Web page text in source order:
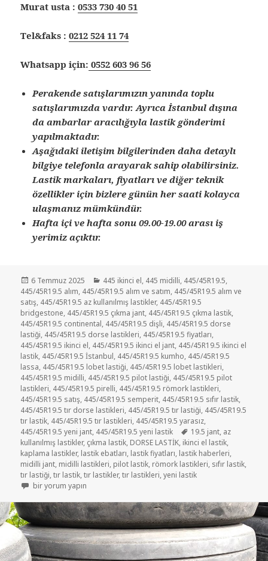
Murat usta :0533 730 40 51
Tel&faks :0212 524 11 74
Whatsapp için: 0552 603 96 56
Perakende satışlarımızın yanında toplu
satışlarımızda vardır. Ayrıca İstanbul dışına
da ambarlar aracılığıyla lastik gönderimi
yapılmaktadır.
Aşağıdaki iletişim bilgilerinden daha detaylı
bilgiye telefonla arayarak sahip olabilirsiniz.
Lastik markaları, fiyatları ve diğer teknik
özellikler için bizlere günün her saati kolayca
ulaşmanız mümkündür.
Hafta içi ve hafta sonu 09.00-19.00 arası iş
yerimiz açıktır.
Yayın
tarihi
6 Temmuz 2025 Kategoriler
445 ikinci el, 445 midilli, 445/45R19.5,
445/45R19.5 alım, 445/45R19.5 alım ve satım, 445/45R19.5 alım ve
satış, 445/45R19.5 az kullanılmış lastikler, 445/45R19.5
bridgestone, 445/45R19.5 çıkma jant, 445/45R19.5 çıkma lastik,
445/45R19.5 continental, 445/45R19.5 dişli, 445/45R19.5 dorse
lastiği, 445/45R19.5 dorse lastikleri, 445/45R19.5 fiyatları,
445/45R19.5 ikinci el, 445/45R19.5 ikinci el jant, 445/45R19.5 ikinci el
lastik, 445/45R19.5 İstanbul, 445/45R19.5 kumho, 445/45R19.5
lassa, 445/45R19.5 lobet lastiği, 445/45R19.5 lobet lastikleri,
445/45R19.5 midilli, 445/45R19.5 pilot lastiği, 445/45R19.5 pilot
lastikleri, 445/45R19.5 pirelli, 445/45R19.5 römork lastikleri,
445/45R19.5 satış, 445/45R19.5 semperit, 445/45R19.5 sıfır lastik,
445/45R19.5 tır dorse lastikleri, 445/45R19.5 tır lastiği, 445/45R19.5
tır lastik, 445/45R19.5 tır lastikleri, 445/45R19.5 yarasız,
445/45R19.5 yeni jant, 445/45R19.5 yeni lastik Etiketler
19.5 jant, az
kullanılmış lastikler, çıkma lastik, DORSE LASTİK, ikinci el lastik,
kaplama lastikler, lastik ebatları, lastik fiyatları, lastik haberleri,
midilli jant, midilli lastikleri, pilot lastik, römork lastikleri, sıfır lastik,
tır lastiği,tır lastik,tır lastikler,tır lastikleri,yeni lastik
445 45R19.5 İKİNCİ EL TIR LASTİĞİ için
bir yorum yapın